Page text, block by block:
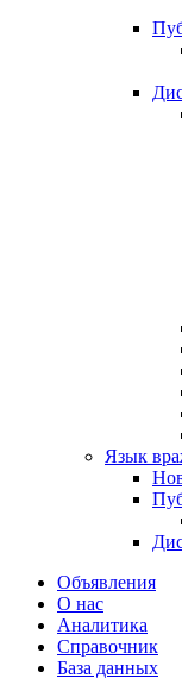
Язык
Объявления
О нас
Аналитика
Справочник
База данных